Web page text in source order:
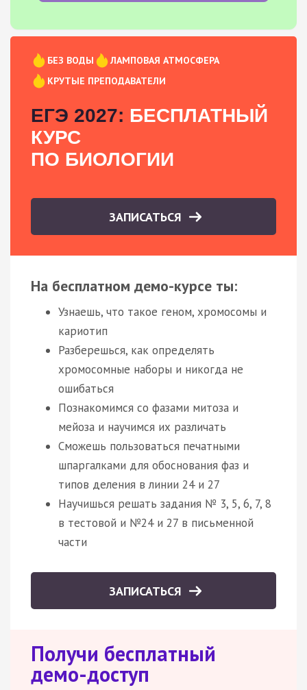
БЕЗ ВОДЫ
ЛАМПОВАЯ АТМОСФЕРА
КРУТЫЕ ПРЕПОДАВАТЕЛИ
ЕГЭ 2027: БЕСПЛАТНЫЙ
КУРС
ПО БИОЛОГИИ
ЗАПИСАТЬСЯ
На бесплатном демо-курсе ты:
Узнаешь, что такое геном, хромосомы и
кариотип
Разберешься, как определять
хромосомные наборы и никогда не
ошибаться
Познакомимся со фазами митоза и
мейоза и научимся их различать
Сможешь пользоваться печатными
шпаргалками для обоснования фаз и
типов деления в линии 24 и 27
Научишься решать задания № 3, 5, 6, 7, 8
в тестовой и №24 и 27 в письменной
части
ЗАПИСАТЬСЯ
Получи бесплатный
демо-доступ